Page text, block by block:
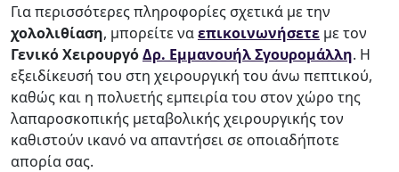
Για περισσότερες πληροφορίες σχετικά με την
χολολιθίαση, μπορείτε ναεπικοινωνήσετε με τον
Γενικό ΧειρουργόΔρ. Εμμανουήλ Σγουρομάλλη. Η
εξειδίκευσή του στη χειρουργική του άνω πεπτικού,
καθώς και η πολυετής εμπειρία του στον χώρο της
λαπαροσκοπικής μεταβολικής χειρουργικής τον
καθιστούν ικανό να απαντήσει σε οποιαδήποτε
απορία σας.